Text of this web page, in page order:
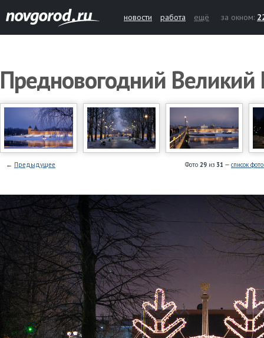
новости работа ещё за окном:
Предновогодний Великий
Фото 29 из 31 — список
← Предыдущее